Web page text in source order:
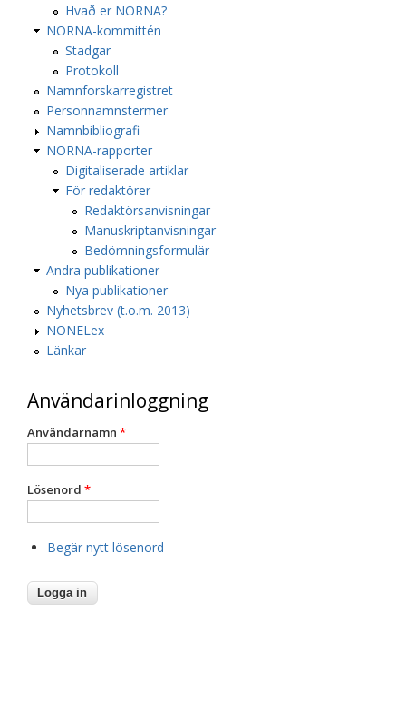
Hvað er NORNA?
NORNA-kommittén
Stadgar
Protokoll
Namnforskarregistret
Personnamnstermer
Namnbibliografi
NORNA-rapporter
Digitaliserade artiklar
För redaktörer
Redaktörsanvisningar
Manuskriptanvisningar
Bedömningsformulär
Andra publikationer
Nya publikationer
Nyhetsbrev (t.o.m. 2013)
NONELex
Länkar
Användarinloggning
Användarnamn *
Lösenord *
Begär nytt lösenord